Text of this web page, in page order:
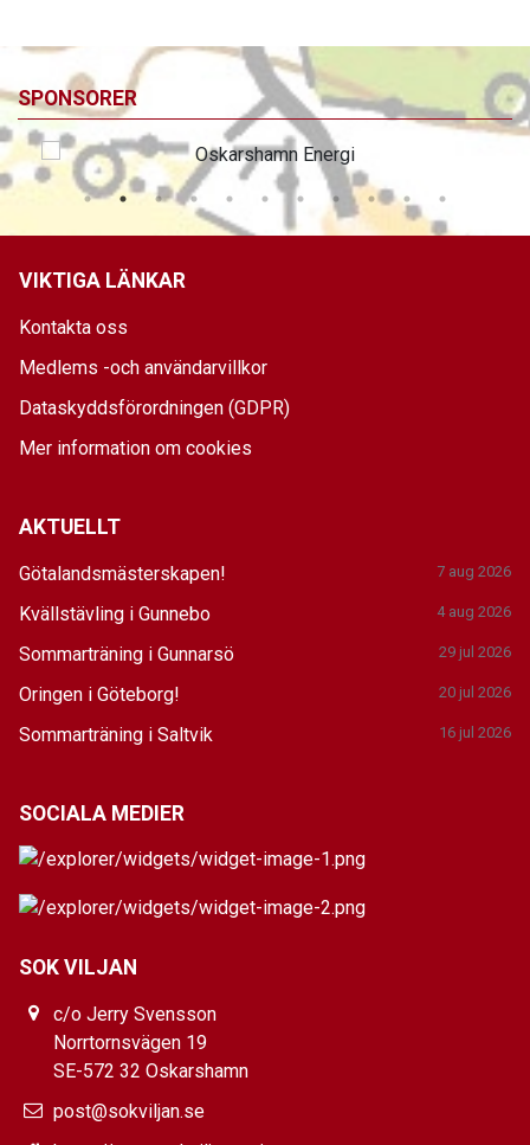
SPONSORER
VIKTIGA LÄNKAR
Kontakta oss
Medlems -och användarvillkor
Dataskyddsförordningen (GDPR)
Mer information om cookies
AKTUELLT
Götalandsmästerskapen! 7 aug 2026
Kvällstävling i Gunnebo 4 aug 2026
Sommarträning i Gunnarsö 29 jul 2026
Oringen i Göteborg! 20 jul 2026
Sommarträning i Saltvik 16 jul 2026
SOCIALA MEDIER
SOK VILJAN
c/o Jerry Svensson
Norrtornsvägen 19
SE-572 32 Oskarshamn
post@sokviljan.se